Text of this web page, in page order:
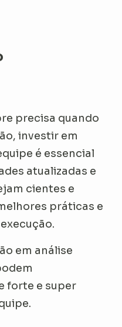
precisa quando
investir em
é essencial
atualizadas e
cientes e
práticas e
em análise
forte e super